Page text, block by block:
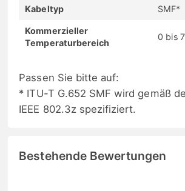
Kabeltyp SMF*
Kommerzieller
Temperaturbereich
0 bis
Passen Sie bitte auf:
* ITU-T G.652 SMF wird gemäß
IEEE 802.3z spezifiziert.
Bestehende Bewertungen